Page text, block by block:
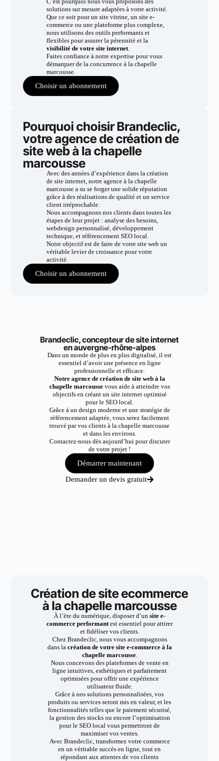
solutions sur mesure adaptées à votre activité.
Que ce soit pour un site vitrine, un site e-
commerce ou une plateforme plus complexe,
nous utilisons des outils performants et
flexibles pour assurer la pérennité et la
visibilité de votre site internet.
Faites confiance à notre expertise pour vous
démarquer de la concurrence à la chapelle
marcousse.
Choisir un abonnement
Pourquoi choisir Brandeclic,
votre agence de création de
site web à la chapelle
marcousse
Avec des années d’expérience dans la création
de site internet, notre agence à la chapelle
marcousse a su se forger une solide réputation
grâce à des réalisations de qualité et un service
client irréprochable.
Nous accompagnons nos clients dans toutes les
étapes de leur projet : analyse des besoins,
webdesign personnalisé, développement
technique, et référencement SEO local.
Notre objectif est de faire de votre site web un
véritable levier de croissance pour votre
activité.
Choisir un abonnement
Brandeclic, concepteur de site internet
en auvergne-rhône-alpes
Dans un monde de plus en plus digitalisé, il est
essentiel d’avoir une présence en ligne
professionnelle et efficace.
Notre agence de création de site web à la
chapelle marcoussevous aide à atteindre vos
objectifs en créant un site internet optimisé
pour le SEO local.
Grâce à un design moderne et une stratégie de
référencement adaptée, vous serez facilement
trouvé par vos clients à la chapelle marcousse
et dans les environs.
Contactez-nous dès aujourd’hui pour discuter
de votre projet !
Démarrer maintenant
Demander un devis gratuit
Création de site ecommerce
à la chapelle marcousse
À l’ère du numérique, disposer d’un site e-
commerce performantest essentiel pour attirer
et fidéliser vos clients.
Chez Brandeclic, nous vous accompagnons
dans la création de votre site e-commerce à la
chapelle marcousse.
Nous concevons des plateformes de vente en
ligne intuitives, esthétiques et parfaitement
optimisées pour offrir une expérience
utilisateur fluide.
Grâce à nos solutions personnalisées, vos
produits ou services seront mis en valeur, et les
fonctionnalités telles que le paiement sécurisé,
la gestion des stocks ou encore l’optimisation
pour le SEO local vous permettront de
maximiser vos ventes.
Avec Brandeclic, transformez votre commerce
en un véritable succès en ligne, tout en
répondant aux attentes de vos clients